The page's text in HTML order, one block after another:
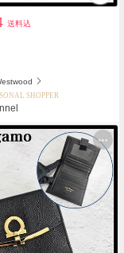
送料込
SHOPPER